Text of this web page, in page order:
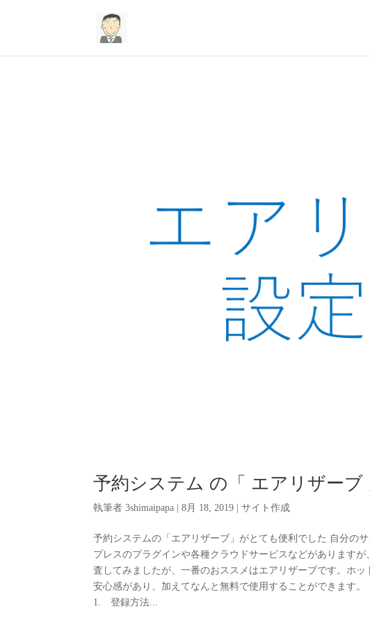
予約システム の「 エアリザーブ
執筆者3shimaipapa |8月 18, 2019 |サイト作成
予約システムの「エアリザーブ」がとても便利でした 自分の
プレスのプラグインや各種クラウドサービスなどがあります
査してみましたが、一番のおススメはエアリザーブです。ホ
安心感があり、加えてなんと無料で使用することができます。
1. 登録方法...